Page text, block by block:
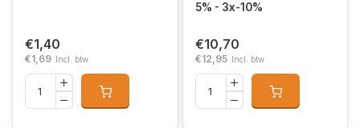
€1,40
€1,69 Incl. btw
5% - 3x-10%
€10,70
€12,95 Incl. btw